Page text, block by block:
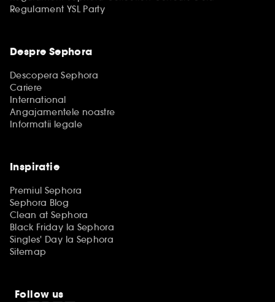
Regulament YSL Party
Despre Sephora
Descopera Sephora
Cariere
International
Angajamentele noastre
Informatii legale
Inspiratie
Premiul Sephora
Sephora Blog
Clean at Sephora
Black Friday la Sephora
Singles' Day la Sephora
Sitemap
Follow us